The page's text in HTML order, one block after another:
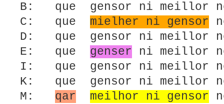
B: que gensor ni meillor
C: que mielher ni gensor
D: que gensor ni meillor
E: que genser ni meillor
I: que gensor ni meillor
K: que gensor ni meillor
M: qar meilhor ni gensor